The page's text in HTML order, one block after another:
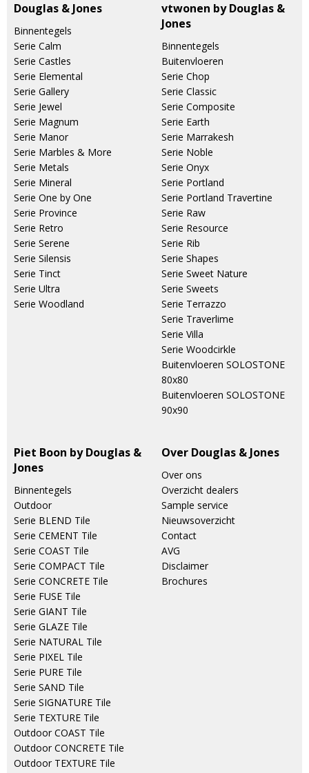
Douglas & Jones
Binnentegels
Serie Calm
Serie Castles
Serie Elemental
Serie Gallery
Serie Jewel
Serie Magnum
Serie Manor
Serie Marbles & More
Serie Metals
Serie Mineral
Serie One by One
Serie Province
Serie Retro
Serie Serene
Serie Silensis
Serie Tinct
Serie Ultra
Serie Woodland
vtwonen by Douglas &
Jones
Binnentegels
Buitenvloeren
Serie Chop
Serie Classic
Serie Composite
Serie Earth
Serie Marrakesh
Serie Noble
Serie Onyx
Serie Portland
Serie Portland Travertine
Serie Raw
Serie Resource
Serie Rib
Serie Shapes
Serie Sweet Nature
Serie Sweets
Serie Terrazzo
Serie Traverlime
Serie Villa
Serie Woodcirkle
Buitenvloeren SOLOSTONE
80x80
Buitenvloeren SOLOSTONE
90x90
Piet Boon by Douglas &
Jones
Binnentegels
Outdoor
Serie BLEND Tile
Serie CEMENT Tile
Serie COAST Tile
Serie COMPACT Tile
Serie CONCRETE Tile
Serie FUSE Tile
Serie GIANT Tile
Serie GLAZE Tile
Serie NATURAL Tile
Serie PIXEL Tile
Serie PURE Tile
Serie SAND Tile
Serie SIGNATURE Tile
Serie TEXTURE Tile
Outdoor COAST Tile
Outdoor CONCRETE Tile
Outdoor TEXTURE Tile
Over Douglas & Jones
Over ons
Overzicht dealers
Sample service
Nieuwsoverzicht
Contact
AVG
Disclaimer
Brochures